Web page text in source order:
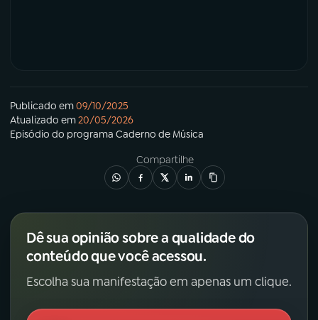
Publicado em09/10/2025
Atualizado em20/05/2026
Episódio do programa Caderno de Música
Compartilhe
Dê sua opinião sobre a qualidade do
conteúdo que você acessou.
Escolha sua manifestação em apenas um clique.